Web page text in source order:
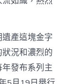
產這塊金字
況和濃烈的
發布系列主